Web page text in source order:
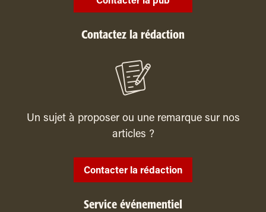
Contactez la rédaction
Un sujet à proposer ou une remarque sur nos
articles ?
Contacter la rédaction
Service événementiel